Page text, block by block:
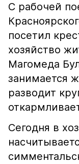
С рабочей
посетил
хозяйство
Магомеда
занимается
разводит
Сегодня в